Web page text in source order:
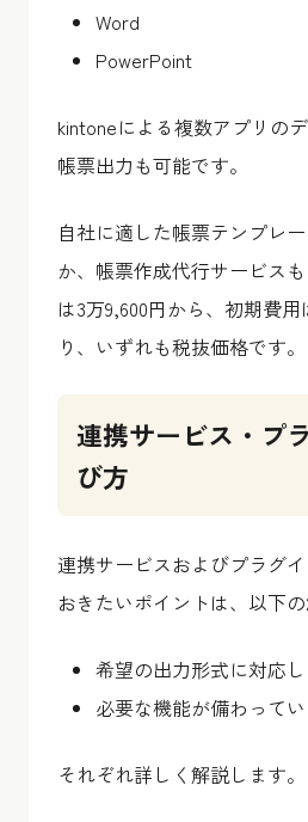
Word
PowerPoint
kintoneによる複数アプリの
帳票出力も可能です。
自社に適した帳票テンプレ
か、帳票作成代行サービス
は3万9,600円から、初期費
り、いずれも税抜価格です。
連携サービス・プ
び方
連携サービスおよびプラグ
おきたいポイントは、以下の
希望の出力形式に対応
必要な機能が備わって
それぞれ詳しく解説します。